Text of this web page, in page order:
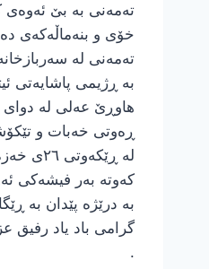
تەمەنی بە بێ ئەوەی
خۆی و بنەماڵەکەی
تەمەنی لە
بە ڕژیمی پاشایەتی
ڕەوتی خەبات و
کەوتە بەر فیشەکی
بە درێژە پێدان بە
گرامی باد یاد
.